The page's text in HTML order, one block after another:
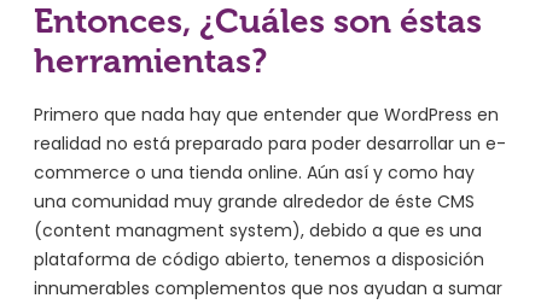
Entonces, ¿Cuáles son éstas
herramientas?
Primero que nada hay que entender que WordPress en
realidad no está preparado para poder desarrollar un e-
commerce o una tienda online. Aún así y como hay
una comunidad muy grande alrededor de éste CMS
(content managment system), debido a que es una
plataforma de código abierto, tenemos a disposición
innumerables complementos que nos ayudan a sumar